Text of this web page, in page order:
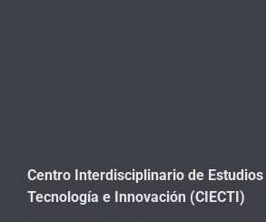
Centro Interdisciplinario de Estudios
Tecnología e Innovación (CIECTI)